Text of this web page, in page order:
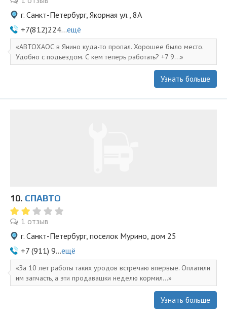
г. Санкт-Петербург, Якорная ул., 8А
+7(812)224...ещё
АВТОХАОС в Янино куда-то пропал. Хорошее было место.
Удобно с подьездом. С кем теперь работать? +7 9...
Узнать больше
10. СПАВТО
1 отзыв
г. Санкт-Петербург, поселок Мурино, дом 25
+7 (911) 9...ещё
За 10 лет работы таких уродов встречаю впервые. Оплатили
им запчасть, а эти продавашки неделю кормил...
Узнать больше